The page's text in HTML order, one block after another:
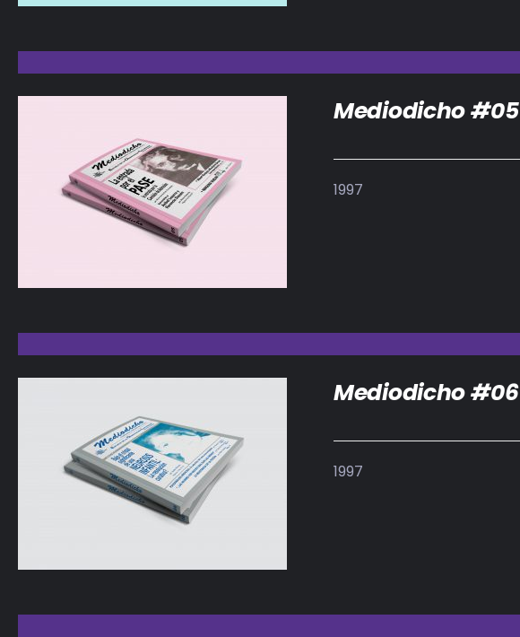
DETALLES
Mediodicho #05
1997
DETALLES
Mediodicho #06
1997